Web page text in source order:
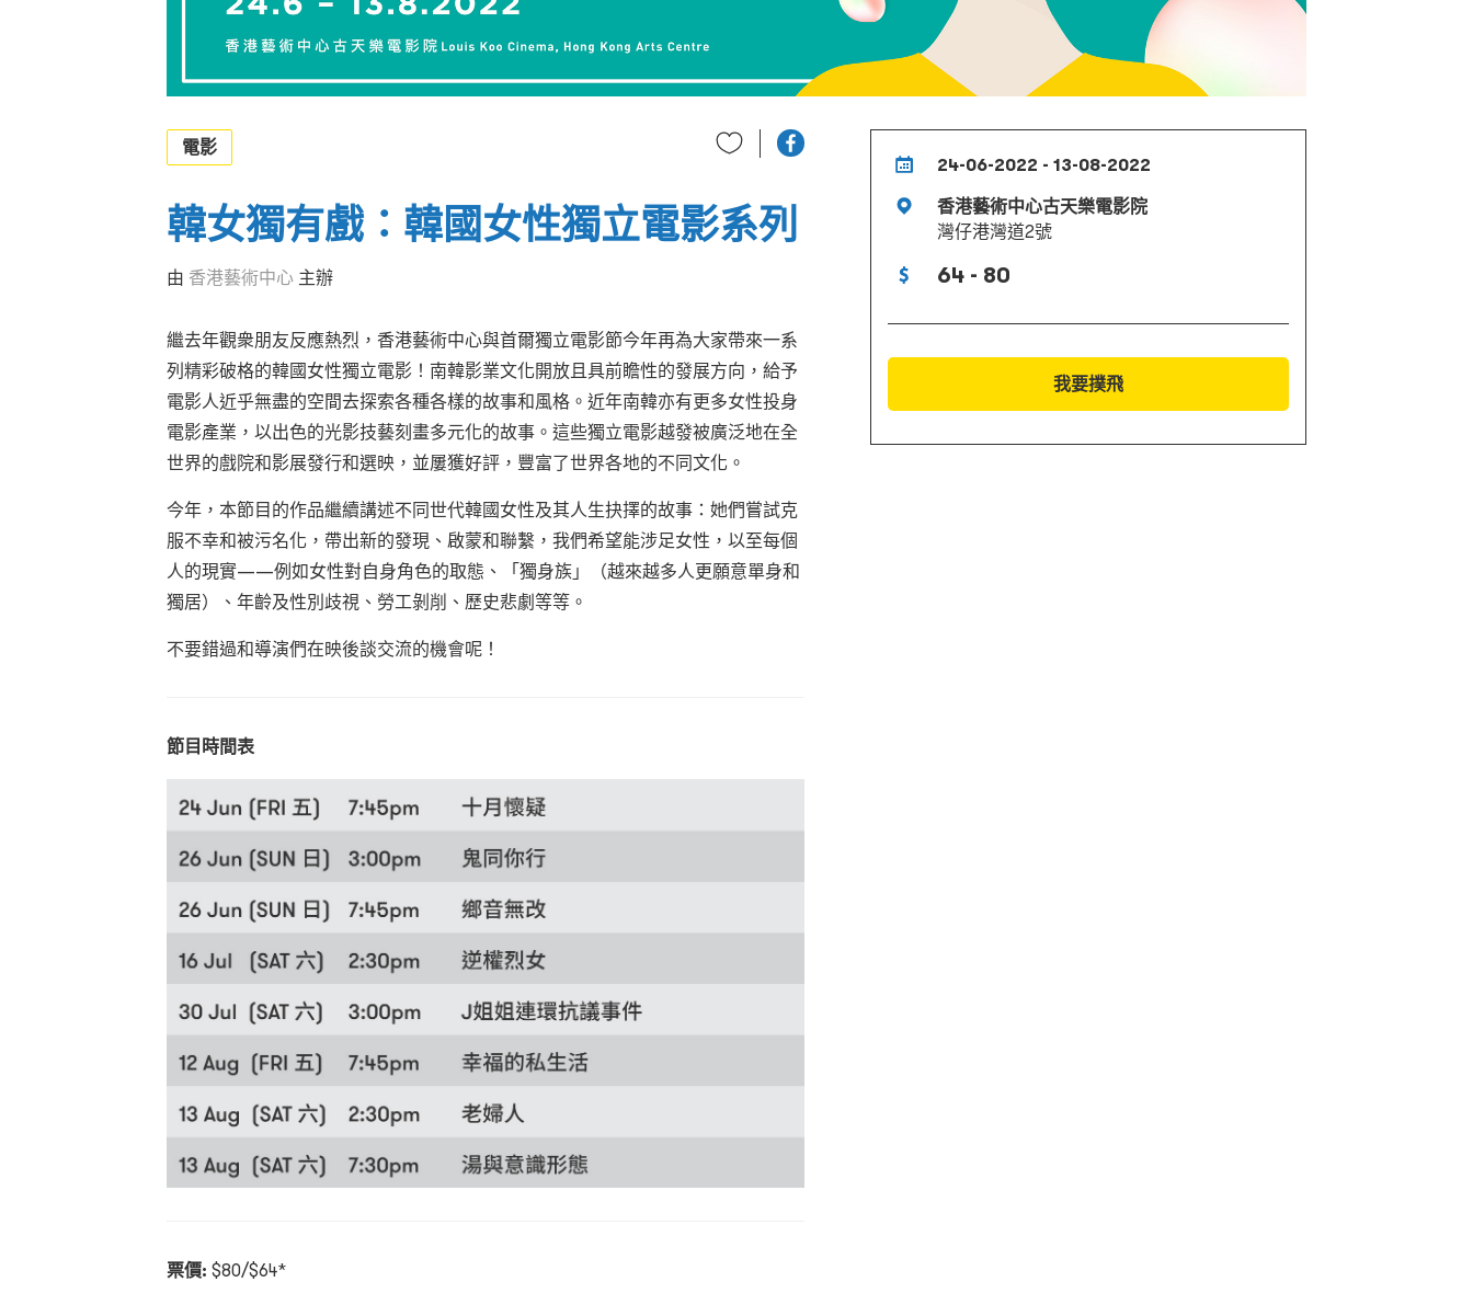
24-06-2022 - 13-08-2022
香港藝術中心古天樂電影院
灣仔港灣道2號
64 - 80
我要撲飛
電影
韓女獨有戲：韓國女性獨立電影系列
由 香港藝術中心 主辦
繼去年觀衆朋友反應熱烈，香港藝術中心與首爾獨立電影節今年再為大家帶來一系
列精彩破格的韓國女性獨立電影！南韓影業文化開放且具前瞻性的發展方向，給予
電影人近乎無盡的空間去探索各種各樣的故事和風格。近年南韓亦有更多女性投身
電影產業，以出色的光影技藝刻畫多元化的故事。這些獨立電影越發被廣泛地在全
世界的戲院和影展發行和選映，並屢獲好評，豐富了世界各地的不同文化。
今年，本節目的作品繼續講述不同世代韓國女性及其人生抉擇的故事：她們嘗試克
服不幸和被污名化，帶出新的發現、啟蒙和聯繫，我們希望能涉足女性，以至每個
人的現實——例如女性對自身角色的取態、「獨身族」（越來越多人更願意單身和
獨居）、年齡及性別歧視、勞工剝削、歷史悲劇等等。
不要錯過和導演們在映後談交流的機會呢！
節目時間表
票價: $80/$64*